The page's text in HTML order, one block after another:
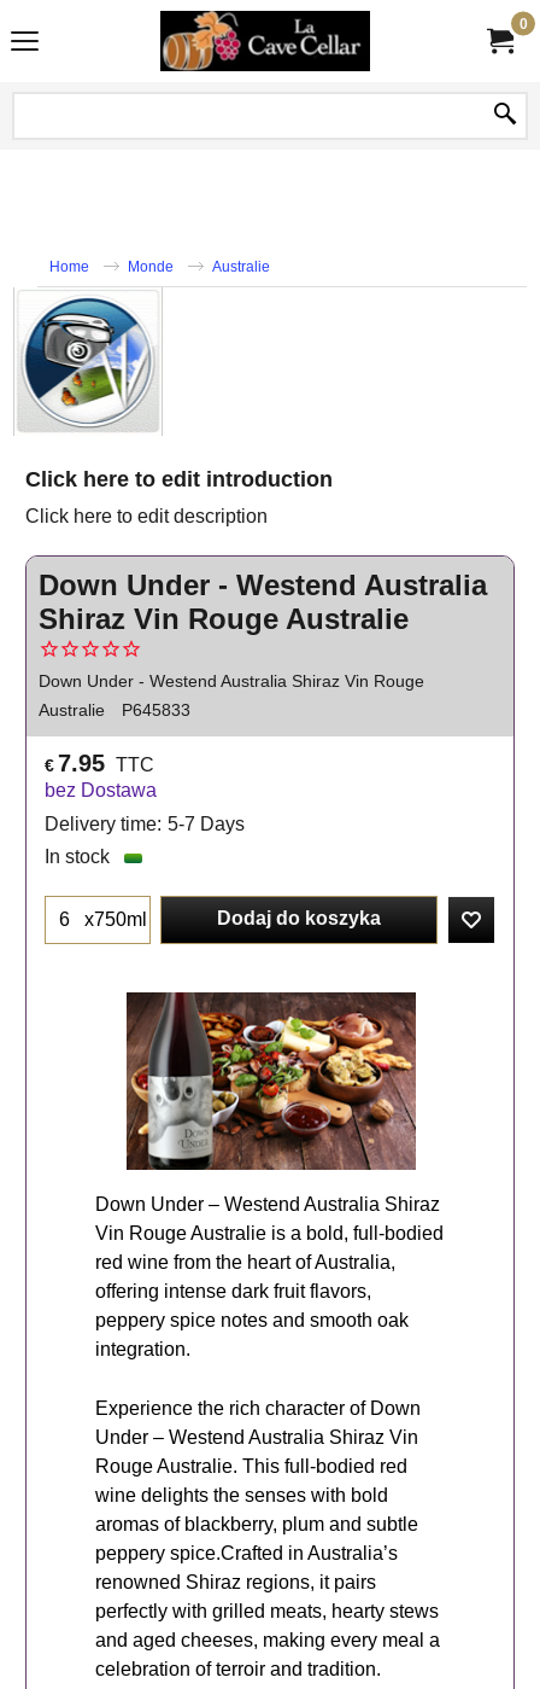
0
Home Monde Australie
Click here to edit introduction
Click here to edit description
Down Under - Westend Australia
Shiraz Vin Rouge Australie
Down Under - Westend Australia Shiraz Vin Rouge
Australie
P645833
€7.95 TTC
bez Dostawa
Delivery time: 5-7 Days
In stock
x750ml Dodaj do koszyka
Down Under – Westend Australia Shiraz
Vin Rouge Australie is a bold, full-bodied
red wine from the heart of Australia,
offering intense dark fruit flavors,
peppery spice notes and smooth oak
integration.
Experience the rich character of Down
Under – Westend Australia Shiraz Vin
Rouge Australie. This full-bodied red
wine delights the senses with bold
aromas of blackberry, plum and subtle
peppery spice.Crafted in Australia’s
renowned Shiraz regions, it pairs
perfectly with grilled meats, hearty stews
and aged cheeses, making every meal a
celebration of terroir and tradition.